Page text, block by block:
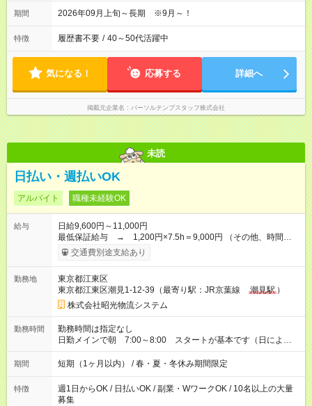
期間 2026年09月上旬～長期 ※9月～！
特徴 履歴書不要 / 40～50代活躍中
気になる！ 応募する 詳細へ
掲載元企業名 パーソルテンプスタッフ株式会社
未読
日払い・週払いOK
アルバイト 職種未経験OK
給与
日給9,600円～11,000円
最低保証給与 → 1,200円×7.5h＝9,000円 （その他、時間外
作業は別途全額支給） ※交通費は別途１日上限500円まで支給し
ます。 【試用期間】試用期間あり 試用期間の長さ：3ヶ月 ※ 雇
態：本採用時と同じです。 給与：日給 8,775円以上 試用期間は
出勤15日を目安に短縮あり
交通費別途支給あり
勤務地
東京都江東区
東京都江東区潮見1-12-39（最寄り駅：JR京葉線
潮見駅 ）
株式会社昭光物流システム
勤務時間
勤務時間は指定なし
日勤メインで朝 7:00～8:00 スタートが基本です（日によっ
て変動あり） 1日あたりの平均実働時間：５～８時間 （早くお
仕事が終わった場合でも給与に変動はありません）
期間 短期（1ヶ月以内） / 春・夏・冬休み期間限定
特徴
週1日からOK / 日払いOK / 副業・WワークOK / 10名以上の大量
募集